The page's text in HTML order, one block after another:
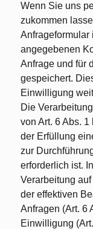
Wenn Sie uns
zukommen
Anfrageformular
angegebenen
Anfrage und für
gespeichert.
Einwilligung
Die
von Art. 6 Abs.
der Erfüllung
zur
erforderlich ist.
Verarbeitung
der effektiven
Anfragen (Art. 6
Einwilligung